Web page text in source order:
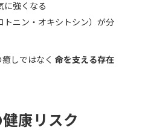
に強くなる
トニン・オキシトシン）が分
しではなく 命を支える存在
康リスク